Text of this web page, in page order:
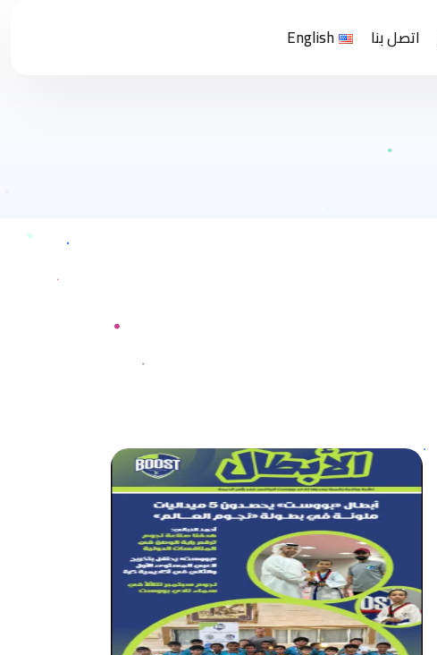
اتصل بنا English